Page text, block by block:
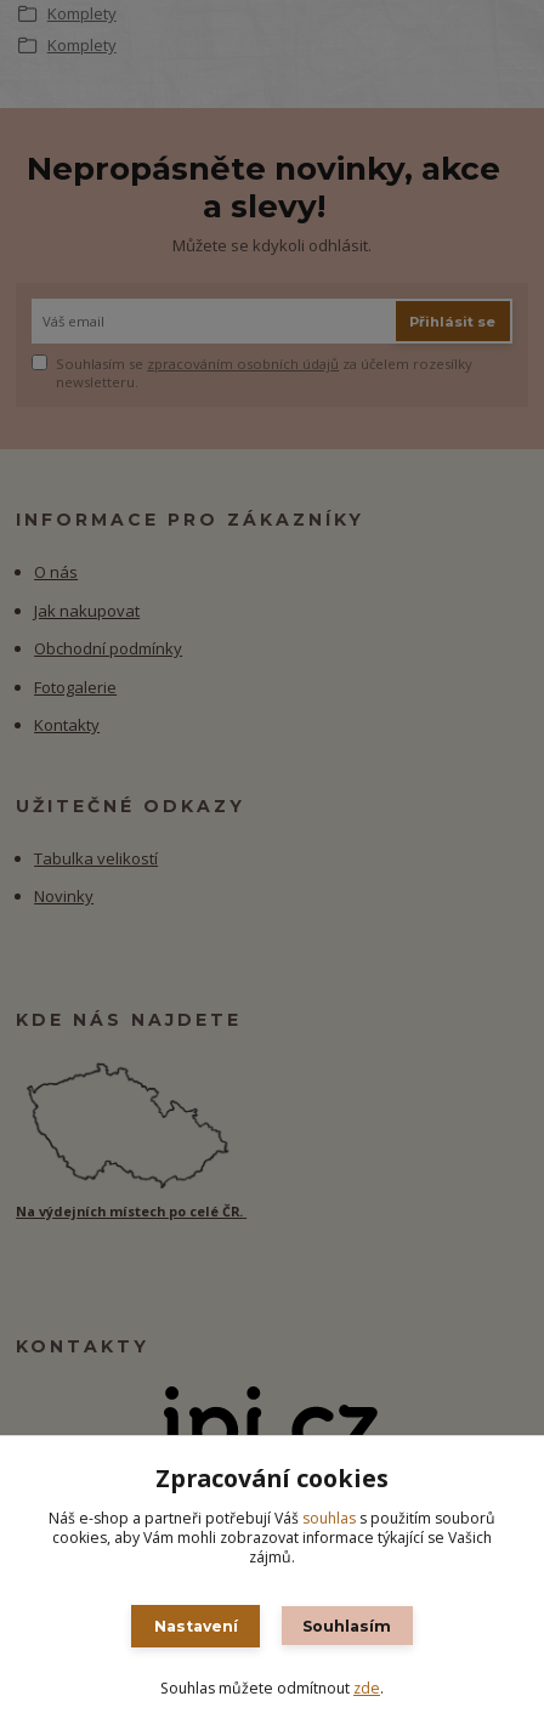
Komplety
Komplety
Nepropásněte novinky, akce
a slevy!
Můžete se kdykoli odhlásit.
Přihlásit se
Souhlasím se zpracováním osobních údajů za účelem rozesílky
newsletteru.
INFORMACE PRO ZÁKAZNÍKY
O nás
Jak nakupovat
Obchodní podmínky
Fotogalerie
Kontakty
UŽITEČNÉ ODKAZY
Tabulka velikostí
Novinky
KDE NÁS NAJDETE
Na výdejních místech po celé ČR.
KONTAKTY
info@ipj.cz
Vytvořeno na Eshop-rychle.cz
Zpracování cookies
Náš e-shop a partneři potřebují Váš souhlas s použitím souborů
cookies, aby Vám mohli zobrazovat informace týkající se Vašich
zájmů.
Nastavení Souhlasím
Souhlas můžete odmítnout zde.